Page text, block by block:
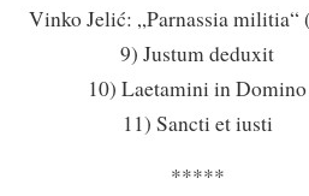
Vinko Jelić: „Parnassia militia“
9) Justum deduxit
10) Laetamini in Domino
11) Sancti et iusti
*****